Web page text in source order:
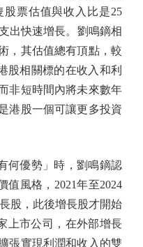
票估值與收入比是25
出快速增長。劉鳴鏑相
，其估值總有頂點，較
股相關標的在收入和利
非短時間內將未來數年
港股一個可讓更多投資
優勢」時，劉鳴鏑認
值風格，2021年至2024
股，此後增長股才開始
上市公司，在外部增長
張實現利潤和收入的雙